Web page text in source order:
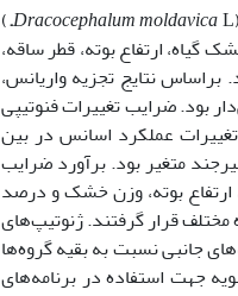
Dracocephalum moldavicaL
.
)
گیاه، ارتفاع بوته، قطر ساقه،
نتایج تجزیه واریانس،
کلیه صفات بجز درصد اسانس در سطح احتمال 1 درصد معنی‌دار بود. ضرایب تغییرات فنوتیپی
عملکرد اسانس در بین
شهر تا 81/0 میلی لیتر در ژنوتیپ بیرجند متغیر بود. برآورد ضرایب
بوته، وزن خشک و درصد
مورد مطالعه در سه گروه مختلف قرار گرفتند. ژنوتیپ‌های
جانبی نسبت به بقیه گروه‌ها
جهت استفاده در برنامه‌های